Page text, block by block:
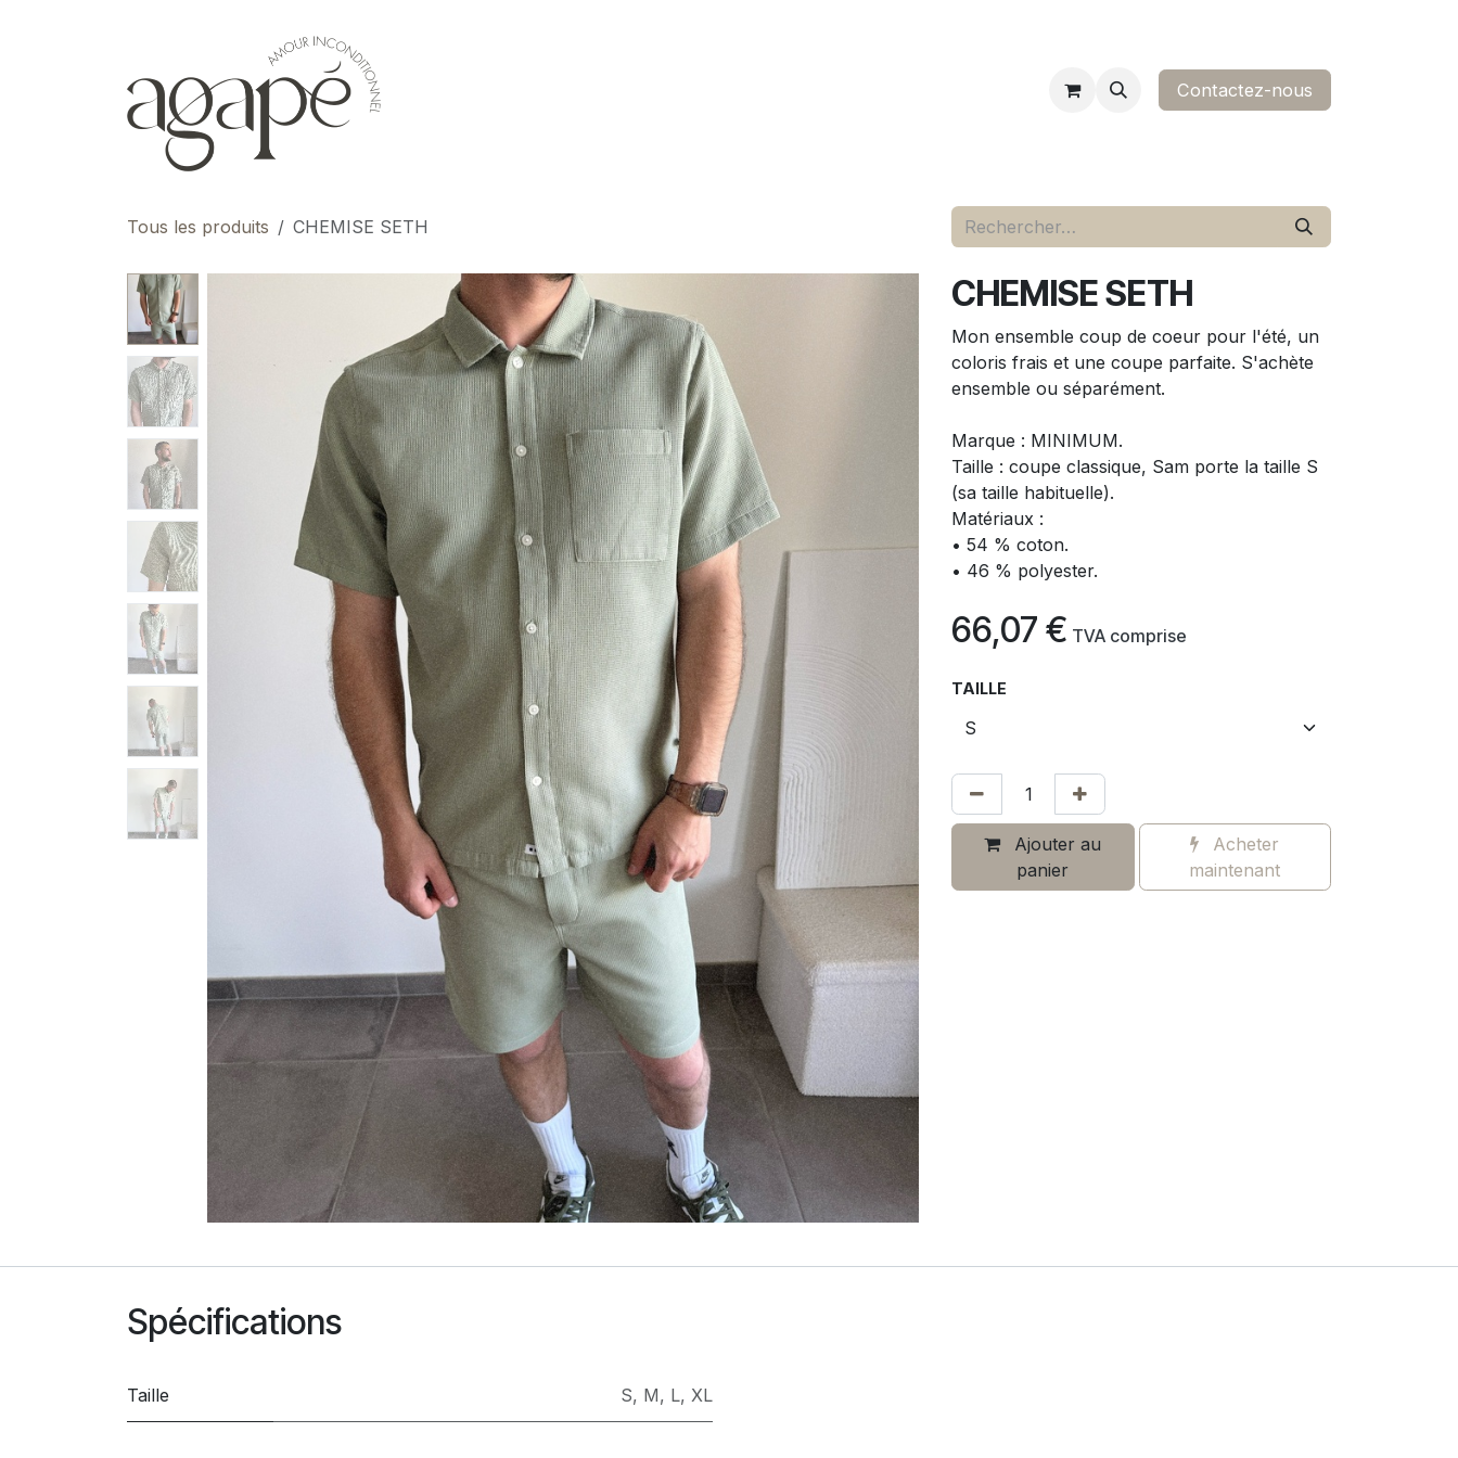
contact Contactez-nous​
Tous les produits CHEMISE SETH
CHEMISE SETH
Mon ensemble coup de coeur pour l'été, un
coloris frais et une coupe parfaite. S'achète
ensemble ou séparément.
Marque : MINIMUM.
Taille : coupe classique, Sam porte la taille S
(sa taille habituelle).
Matériaux :
• 54 % coton.
• 46 % polyester.
66,07 € TVA comprise
TAILLE
Ajouter au
panier
Acheter
maintenant
Spécifications
Taille S, M, L, XL